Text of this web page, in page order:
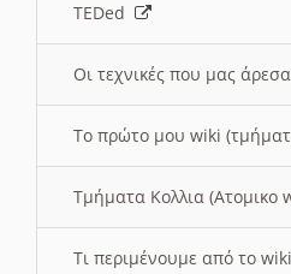
TEDed
Οι τεχνικές που μας
Το πρώτο μου wiki
Τμήματα Κολλια
Τι περιμένουμε από το